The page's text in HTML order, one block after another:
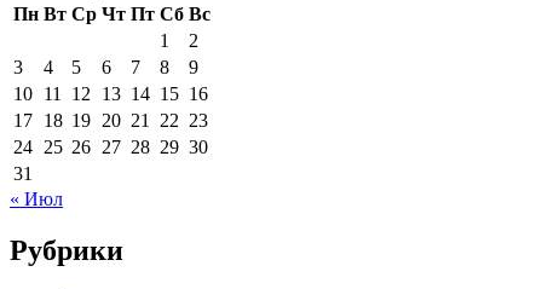
Пн Вт Ср Чт Пт Сб Вс
1
2
3
4 5 6 7 8
9
10 11 12 13 14 15 16
17 18 19 20 21 22 23
24 25 26 27 28 29 30
31
« Июл
Рубрики